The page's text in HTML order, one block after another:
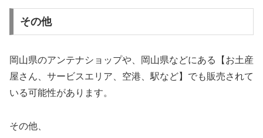
その他
岡山県のアンテナショップや、岡山県などにある【お土産
屋さん、サービスエリア、空港、駅など】でも販売されて
いる可能性があります。
その他、